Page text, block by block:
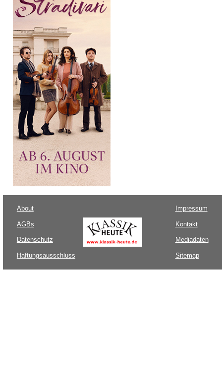
About
AGBs
Datenschutz
Haftungsausschluss
Impressum
Kontakt
Mediadaten
Sitemap